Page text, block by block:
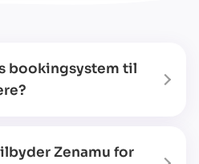
bookingsystem til
Zenamu for